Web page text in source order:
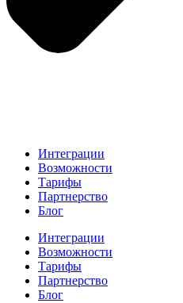
Интеграции
Возможности
Тарифы
Партнерство
Блог
Интеграции
Возможности
Тарифы
Партнерство
Блог